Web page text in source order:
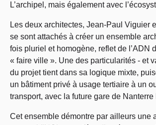
L’archipel, mais également avec
Les deux architectes, Jean-Paul Viguier
se sont attachés à créer un ensemble
fois pluriel et homogène, reflet de l’ADN
« faire ville ». Une des particularités - et
du projet tient dans sa logique mixte,
un bâtiment privé à usage tertiaire à un
transport, avec la future gare de Nanterre
Cet ensemble démontre par ailleurs une